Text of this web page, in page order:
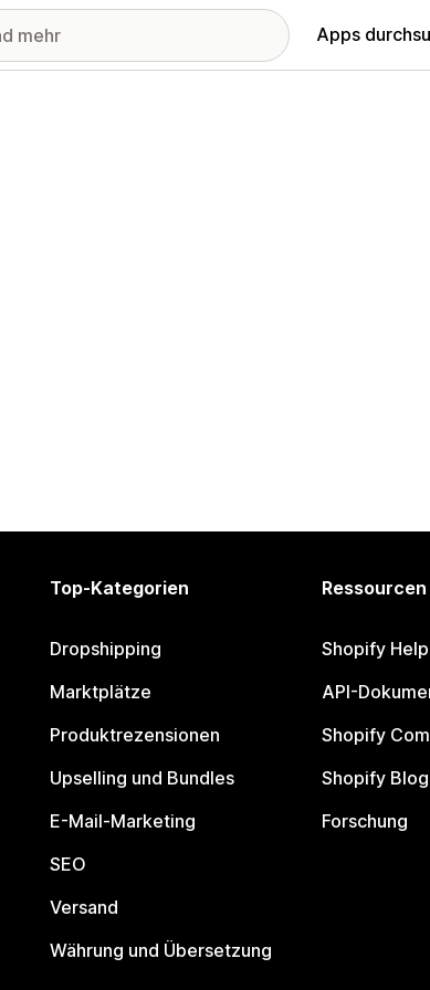
Apps
Top-Kategorien
Dropshipping
Marktplätze
Produktrezensionen
Upselling und Bundles
E-Mail-Marketing
SEO
Versand
Währung und Übersetzung
Ressourcen
Shopify
API-
Shopify
Shopify Blog
Forschung